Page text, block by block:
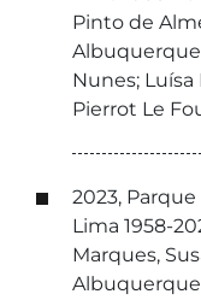
Pinto de
Albuquerque
Nunes; Luísa
Pierrot Le
2023,
Lima 1958-
Marques,
Albuquerque